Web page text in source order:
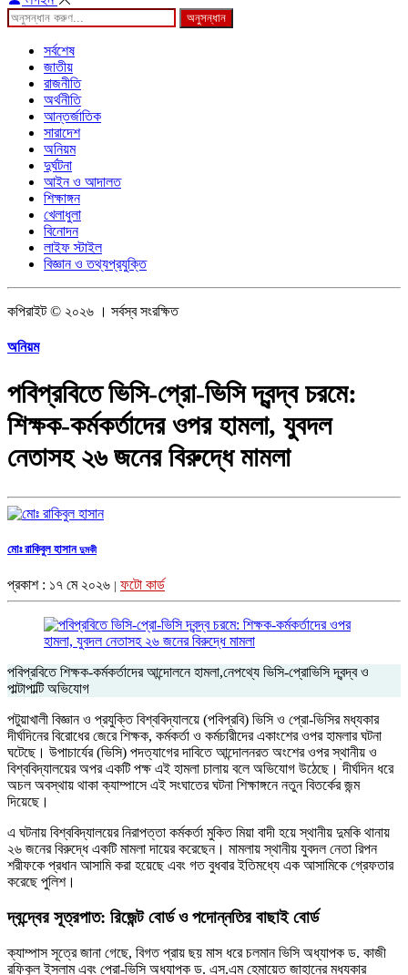
অনুসন্ধান
সর্বশেষ
জাতীয়
রাজনীতি
অর্থনীতি
আন্তর্জাতিক
সারাদেশ
অনিয়ম
দুর্ঘটনা
আইন ও আদালত
শিক্ষাঙ্গন
খেলাধুলা
বিনোদন
লাইফ স্টাইল
বিজ্ঞান ও তথ্যপ্রযুক্তি
কপিরাইট © ২০২৬ । সর্বস্ব সংরক্ষিত
অনিয়ম
পবিপ্রবিতে ভিসি-প্রো-ভিসি দ্বন্দ্ব চরমে:
শিক্ষক-কর্মকর্তাদের ওপর হামলা, যুবদল
নেতাসহ ২৬ জনের বিরুদ্ধে মামলা
মোঃ রাকিবুল হাসানদুমকী
প্রকাশ : ১৭ মে ২০২৬ | ফটো কার্ড
পবিপ্রবিতে শিক্ষক-কর্মকর্তাদের আন্দোলনে হামলা,নেপথ্যে ভিসি-প্রোভিসি দ্বন্দ্ব ও
পাল্টাপাল্টি অভিযোগ
পটুয়াখালী বিজ্ঞান ও প্রযুক্তি বিশ্ববিদ্যালয়ে (পবিপ্রবি) ভিসি ও প্রো-ভিসির মধ্যকার
দীর্ঘদিনের বিরোধের জেরে শিক্ষক, কর্মকর্তা ও কর্মচারীদের একাংশের ওপর হামলার ঘটনা
ঘটেছে। উপাচার্যের (ভিসি) পদত্যাগের দাবিতে আন্দোলনরত অংশের ওপর স্থানীয় ও
বিশ্ববিদ্যালয়ের অপর একটি পক্ষ এই হামলা চালায় বলে অভিযোগ উঠেছে। দীর্ঘদিন ধরে
অচল অবস্থায় থাকা ক্যাম্পাসে এই সংঘাতের ঘটনা শিক্ষাঙ্গনে নতুন বিতর্কের জন্ম
দিয়েছে।
এ ঘটনায় বিশ্ববিদ্যালয়ের নিরাপত্তা কর্মকর্তা মুকিত মিয়া বাদী হয়ে স্থানীয় দুমকি থানায়
২৬ জনের বিরুদ্ধে একটি মামলা দায়ের করেছেন। মামলায় স্থানীয় যুবদল নেতা রিপন
শরীফকে প্রধান আসামি করা হয়েছে এবং গত বুধবার ইতিমধ্যে এক আসামিকে গ্রেফতার
করেছে পুলিশ।
দ্বন্দ্বের সূত্রপাত: রিজেন্ট বোর্ড ও পদোন্নতির বাছাই বোর্ড
ক্যাম্পাস সূত্রে জানা গেছে, বিগত প্রায় ছয় মাস ধরে চলমান ভিসি অধ্যাপক ড. কাজী
রফিকুল ইসলাম এবং প্রো-ভিসি অধ্যাপক ড. এস.এম হেমায়েত জাহানের মধ্যকার